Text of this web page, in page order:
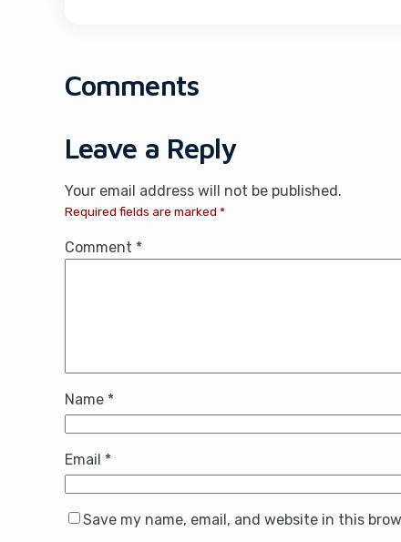
Comments
Leave a Reply
Your email address will not be published.
Required fields are marked*
Comment *
Name *
Email *
Save my name, email, and website in this